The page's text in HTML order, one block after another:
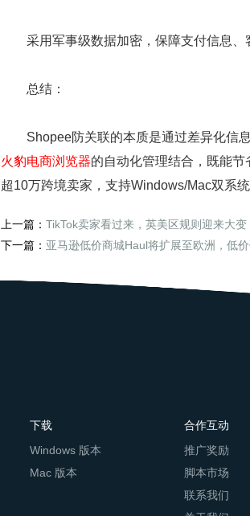
采用军事级数据加密，保障支付信息、
总结：​
Shopee防关联的本质是通过差异化信息
火豹电商浏览器的自动化管理结合，既能
超10万跨境卖家，支持Windows/Mac双系
上一篇： TikTok卖家看过来，英美区规则迎来大变
下一篇： 亚马逊低价商城Haul将扩展至欧洲，低
下载
Windows 版本
Mac 版本
合作互动
推广奖励
脚本市场
联系我们